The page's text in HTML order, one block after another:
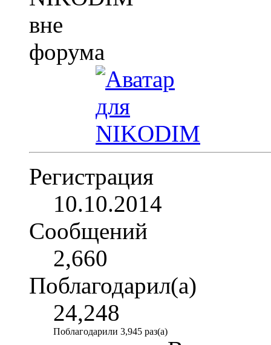
Регистрация
10.10.2014
Сообщений
2,660
Поблагодарил(а)
24,248
Поблагодарили 3,945 раз(а)